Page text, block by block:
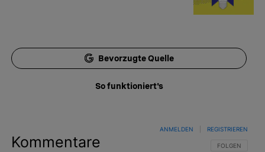
Bevorzugte Quelle
So funktioniert's
Kommentare FOLGE DIESER
FOLGEN
ANMELDEN REGISTRIEREN